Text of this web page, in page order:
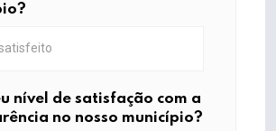
nível de satisfação com a
no nosso município?